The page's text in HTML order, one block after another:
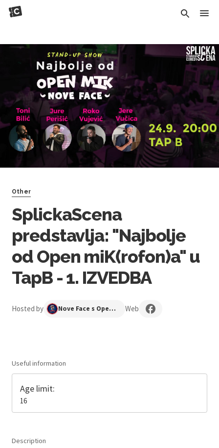
Other
SplickaScena
predstavlja: "Najbolje
od Open miK(rofon)a" u
TapB - 1. IZVEDBA
Hosted by Nove Face s Open Mika Web
Useful information
Age limit:
16
Description